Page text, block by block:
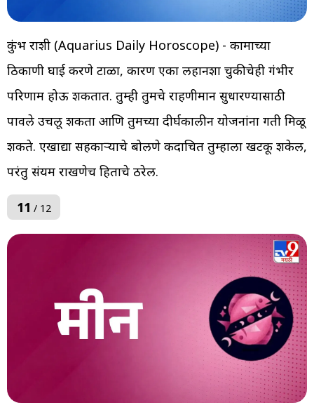
कुंभ राशी (Aquarius Daily Horoscope) - कामाच्या
ठिकाणी घाई करणे टाळा, कारण एका लहानशा चुकीचेही गंभीर
परिणाम होऊ शकतात. तुम्ही तुमचे राहणीमान सुधारण्यासाठी
पावले उचलू शकता आणि तुमच्या दीर्घकालीन योजनांना गती मिळू
शकते. एखाद्या सहकाऱ्याचे बोलणे कदाचित तुम्हाला खटकू शकेल,
परंतु संयम राखणेच हिताचे ठरेल.
11 / 12